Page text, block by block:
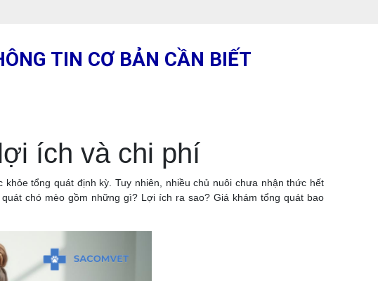
TIN CƠ BẢN CẦN BIẾT
ích và chi phí
tổng quát định kỳ. Tuy nhiên, nhiều chủ nuôi chưa nhận thức hết
chó mèo gồm những gì? Lợi ích ra sao? Giá khám tổng quát bao